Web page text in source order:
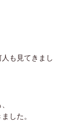
も見てきまし
した。